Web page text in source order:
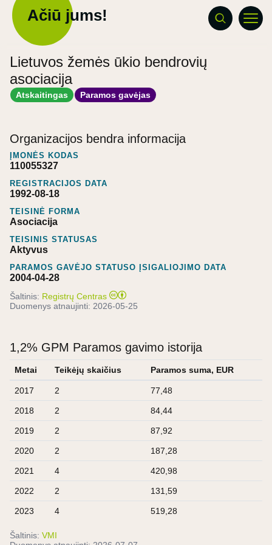
Ačiū jums!
Lietuvos žemės ūkio bendrovių
asociacija
Atskaitingas Paramos gavėjas
Organizacijos bendra informacija
ĮMONĖS KODAS
110055327
REGISTRACIJOS DATA
1992-08-18
TEISINĖ FORMA
Asociacija
TEISINIS STATUSAS
Aktyvus
PARAMOS GAVĖJO STATUSO ĮSIGALIOJIMO DATA
2004-04-28
Šaltinis: Registrų Centras
Duomenys atnaujinti: 2026-05-25
1,2% GPM Paramos gavimo istorija
Metai Teikėjų skaičius Paramos suma, EUR
2017 2 77,48
2018 2 84,44
2019 2 87,92
2020 2 187,28
2021 4 420,98
2022 2 131,59
2023 4 519,28
Šaltinis: VMI